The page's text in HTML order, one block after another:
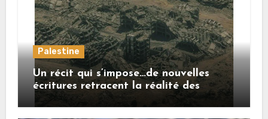
Palestine
Un récit qui s’impose…de nouvelles
écritures retracent la réalité des
crimes sionistes à Gaza